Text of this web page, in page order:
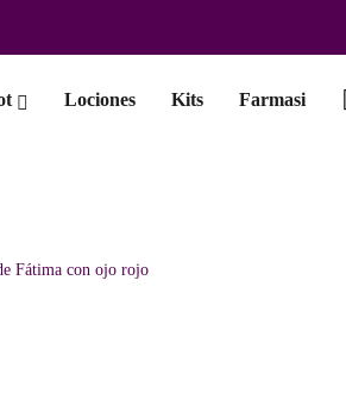
Lociones Kits Farmasi
Fátima con ojo rojo